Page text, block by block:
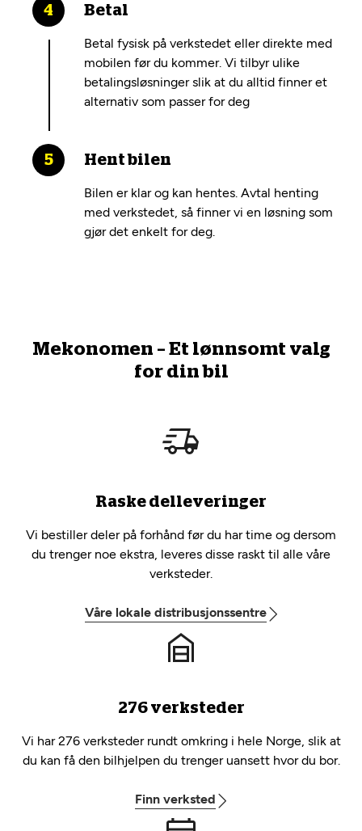
Betal
Betal fysisk på verkstedet eller direkte med
mobilen før du kommer. Vi tilbyr ulike
betalingsløsninger slik at du alltid finner et
alternativ som passer for deg
Hent bilen
Bilen er klar og kan hentes. Avtal henting
med verkstedet, så finner vi en løsning som
gjør det enkelt for deg.
Mekonomen – Et lønnsomt valg
for din bil
Raske delleveringer
Vi bestiller deler på forhånd før du har time og dersom
du trenger noe ekstra, leveres disse raskt til alle våre
verksteder.
Våre lokale distribusjonssentre
276 verksteder
Vi har 276 verksteder rundt omkring i hele Norge, slik at
du kan få den bilhjelpen du trenger uansett hvor du bor.
Finn verksted